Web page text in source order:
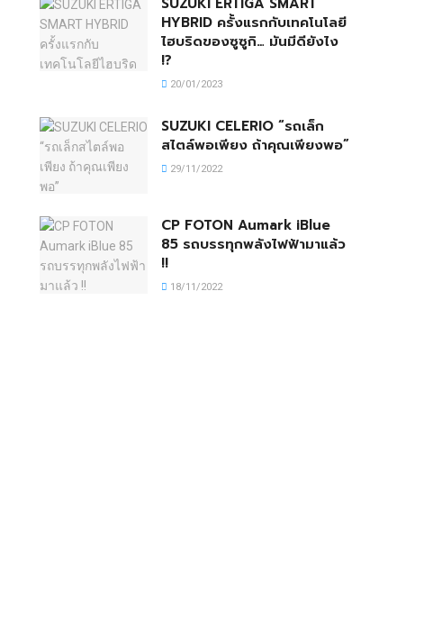
HYBRID ครั้งแรกกับเทคโนโลยี
ไฮบริดของซูซูกิ… มันมีดียังไง
!?
20/01/2023
SUZUKI CELERIO “รถเล็ก
สไตล์พอเพียง ถ้าคุณเพียงพอ”
29/11/2022
CP FOTON Aumark iBlue
85 รถบรรทุกพลังไฟฟ้ามาแล้ว
!!
18/11/2022